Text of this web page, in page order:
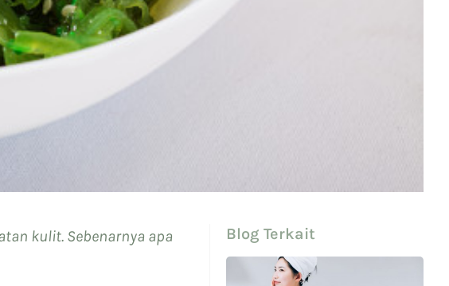
kulit. Sebenarnya apa
Blog Terkait